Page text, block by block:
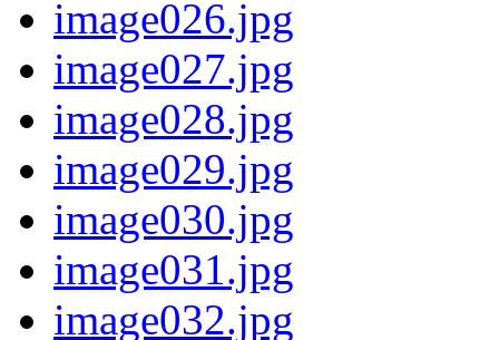
image026.jpg
image027.jpg
image028.jpg
image029.jpg
image030.jpg
image031.jpg
image032.jpg